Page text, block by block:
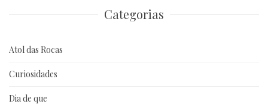
Categorias
Atol das Rocas
Curiosidades
Dia de que